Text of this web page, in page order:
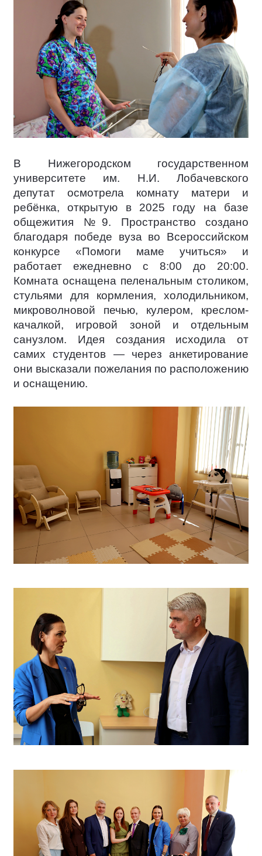
В Нижегородском государственном
университете им. Н.И. Лобачевского
депутат осмотрела комнату матери и
ребёнка, открытую в 2025 году на базе
общежития №9. Пространство создано
благодаря победе вуза во Всероссийском
конкурсе «Помоги маме учиться» и
работает ежедневно с 8:00 до 20:00.
Комната оснащена пеленальным столиком,
стульями для кормления, холодильником,
микроволновой печью, кулером, креслом-
качалкой, игровой зоной и отдельным
санузлом. Идея создания исходила от
самих студентов — через анкетирование
они высказали пожелания по расположению
и оснащению.